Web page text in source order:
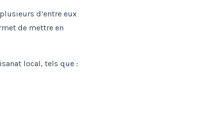
d’entre eux
de mettre en
local, tels que :